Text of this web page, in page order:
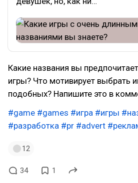
Какие названия вы
игры? Что мотивирует выбрать
подобных? Напишите это в
#game #games #игра #игры
#разработка #pr #advert
12
34 1